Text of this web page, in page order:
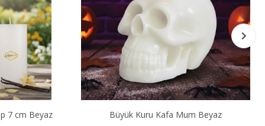
Orta Kuru Kafa Mum Beyaz